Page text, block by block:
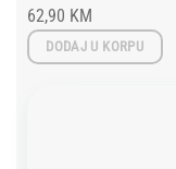
62,90 KM
DODAJ U KORPU